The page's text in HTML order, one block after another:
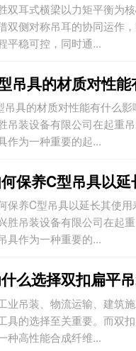
双耳式横梁以力矩平衡为
双侧对称吊耳的协同运作
平稳可控，同时通...
吊具的材质对性能有什么
吊装设备有限公司在起重
作为一种重要的起...
保养C型吊具以延长其使
胜吊装设备有限公司在起
具作为一种重要的...
么选择双扣扁平
业吊装、物流运输、建筑
具的选择至关重要。而双
种高性能合成纤维...